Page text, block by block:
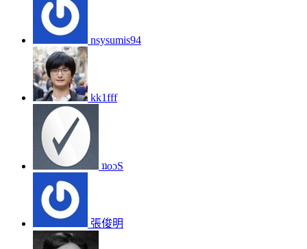
nsysumis94
kk1fff
ʇʇoɔS
張俊明